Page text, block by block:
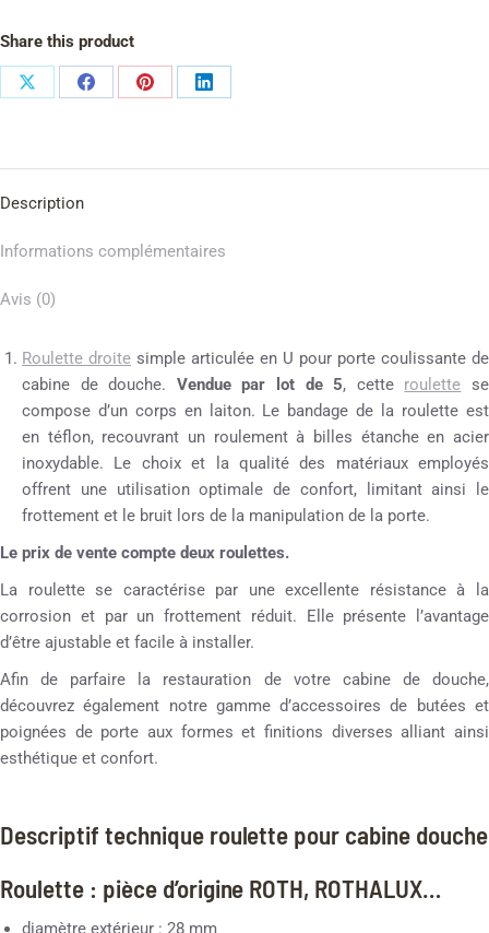
Share this product
Description
Informations complémentaires
Avis (0)
Roulette droite simple articulée en U pour porte coulissante de
cabine de douche. Vendue par lot de 5, cette roulette se
compose d’un corps en laiton. Le bandage de la roulette est
en téflon, recouvrant un roulement à billes étanche en acier
inoxydable. Le choix et la qualité des matériaux employés
offrent une utilisation optimale de confort, limitant ainsi le
frottement et le bruit lors de la manipulation de la porte.
Le prix de vente compte deux roulettes.
La roulette se caractérise par une excellente résistance à la
corrosion et par un frottement réduit. Elle présente l’avantage
d’être ajustable et facile à installer.
Afin de parfaire la restauration de votre cabine de douche,
découvrez également notre gamme d’accessoires de butées et
poignées de porte aux formes et finitions diverses alliant ainsi
esthétique et confort.
Descriptif technique roulette pour cabine douche
Roulette : pièce d’origine ROTH, ROTHALUX…
diamètre extérieur : 28 mm